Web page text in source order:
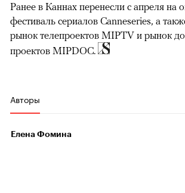
Ранее в Каннах перенесли с апреля на
фестиваль сериалов Canneseries, а
рынок телепроектов MIPTV и рынок
проектов MIPDOC.
Авторы
Елена Фомина